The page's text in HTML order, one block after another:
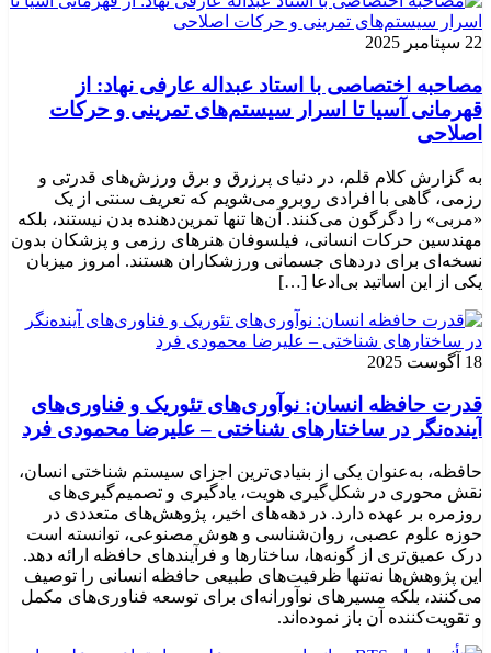
22 سپتامبر 2025
مصاحبه اختصاصی با استاد عبداله عارفی نهاد: از
قهرمانی آسیا تا اسرار سیستم‌های تمرینی و حرکات
اصلاحی
به گزارش کلام قلم، در دنیای پرزرق و برق ورزش‌های قدرتی و
رزمی، گاهی با افرادی روبرو می‌شویم که تعریف سنتی از یک
«مربی» را دگرگون می‌کنند. آن‌ها تنها تمرین‌دهنده بدن نیستند، بلکه
مهندسین حرکات انسانی، فیلسوفان هنرهای رزمی و پزشکان بدون
نسخه‌ای برای دردهای جسمانی ورزشکاران هستند. امروز میزبان
یکی از این اساتید بی‌ادعا […]
18 آگوست 2025
قدرت حافظه انسان: نوآوری‌های تئوریک و فناوری‌های
آینده‌نگر در ساختارهای شناختی – علیرضا محمودی فرد
حافظه، به‌عنوان یکی از بنیادی‌ترین اجزای سیستم شناختی انسان،
نقش محوری در شکل‌گیری هویت، یادگیری و تصمیم‌گیری‌های
روزمره بر عهده دارد. در دهه‌های اخیر، پژوهش‌های متعددی در
حوزه علوم عصبی، روان‌شناسی و هوش مصنوعی، توانسته‌ است
درک عمیق‌تری از گونه‌ها، ساختارها و فرآیندهای حافظه ارائه دهد.
این پژوهش‌ها نه‌تنها ظرفیت‌های طبیعی حافظه انسانی را توصیف
می‌کنند، بلکه مسیرهای نوآورانه‌ای برای توسعه فناوری‌های مکمل
و تقویت‌کننده آن باز نموده‌اند.